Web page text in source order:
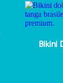
Bikini